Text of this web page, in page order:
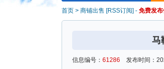
首页 > 商铺出售 [RSS订阅] - 免费发
马
信息编号： 61286 发布时间：